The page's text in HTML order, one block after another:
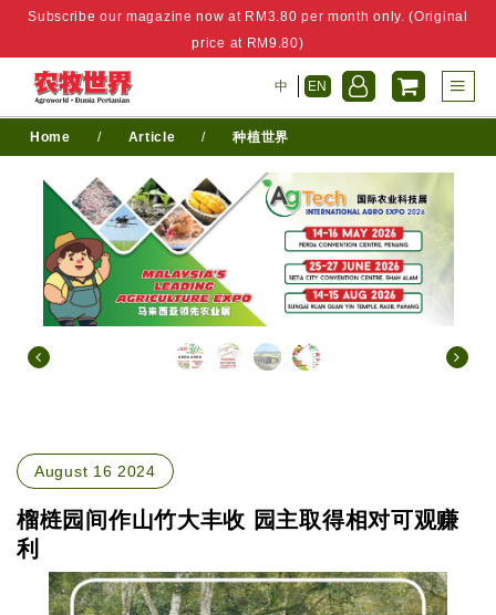
Subscribe our magazine now at RM3.80 per month only. (Original
price at RM9.80)
中 EN
Home / Article / 种植世界
August 16 2024
榴梿园间作山竹大丰收 园主取得相对可观赚
利